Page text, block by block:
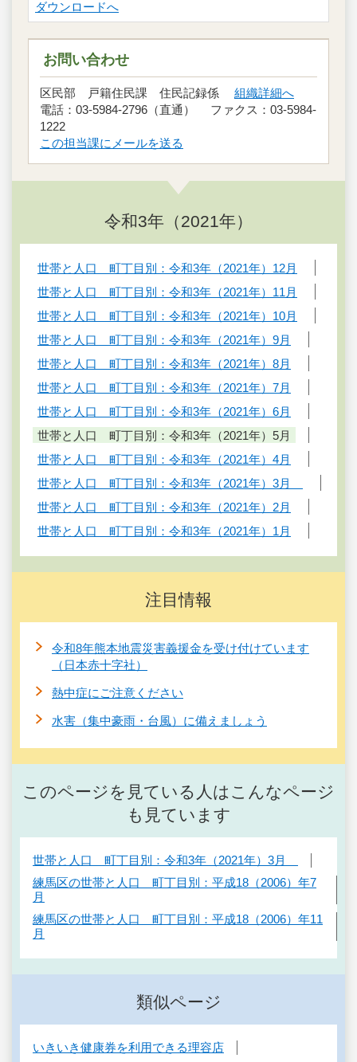
ダウンロードへ
お問い合わせ
区民部 戸籍住民課 住民記録係 組織詳細へ
電話：03-5984-2796（直通） ファクス：03-5984-
1222
この担当課にメールを送る
令和3年（2021年）
世帯と人口 町丁目別：令和3年（2021年）12月
世帯と人口 町丁目別：令和3年（2021年）11月
世帯と人口 町丁目別：令和3年（2021年）10月
世帯と人口 町丁目別：令和3年（2021年）9月
世帯と人口 町丁目別：令和3年（2021年）8月
世帯と人口 町丁目別：令和3年（2021年）7月
世帯と人口 町丁目別：令和3年（2021年）6月
世帯と人口 町丁目別：令和3年（2021年）5月
世帯と人口 町丁目別：令和3年（2021年）4月
世帯と人口 町丁目別：令和3年（2021年）3月
世帯と人口 町丁目別：令和3年（2021年）2月
世帯と人口 町丁目別：令和3年（2021年）1月
注目情報
令和8年熊本地震災害義援金を受け付けています
（日本赤十字社）
熱中症にご注意ください
水害（集中豪雨・台風）に備えましょう
このページを見ている人はこんなページ
も見ています
世帯と人口 町丁目別：令和3年（2021年）3月
練馬区の世帯と人口 町丁目別：平成18（2006）年7
月
練馬区の世帯と人口 町丁目別：平成18（2006）年11
月
類似ページ
いきいき健康券を利用できる理容店